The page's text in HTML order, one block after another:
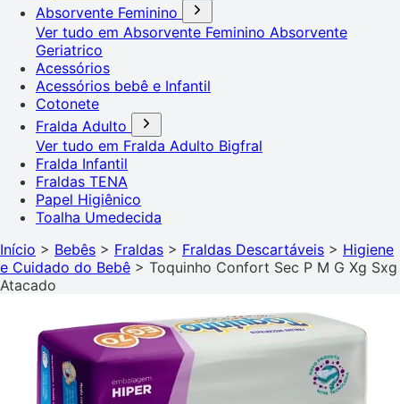
Absorvente Feminino
Ver tudo em Absorvente Feminino Absorvente
Geriatrico
Acessórios
Acessórios bebê e Infantil
Cotonete
Fralda Adulto
Ver tudo em Fralda Adulto Bigfral
Fralda Infantil
Fraldas TENA
Papel Higiênico
Toalha Umedecida
Início > Bebês > Fraldas > Fraldas Descartáveis > Higiene
e Cuidado do Bebê > Toquinho Confort Sec P M G Xg Sxg
Atacado